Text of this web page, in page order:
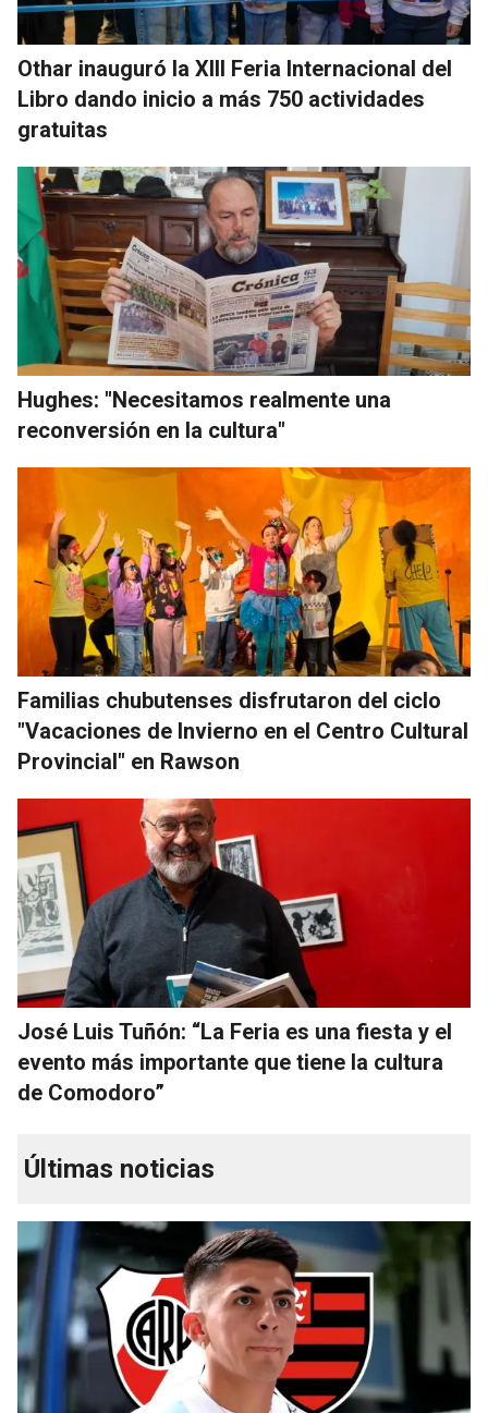
Othar inauguró la XIII Feria Internacional del
Libro dando inicio a más 750 actividades
gratuitas
Hughes: "Necesitamos realmente una
reconversión en la cultura"
Familias chubutenses disfrutaron del ciclo
"Vacaciones de Invierno en el Centro Cultural
Provincial" en Rawson
José Luis Tuñón: “La Feria es una fiesta y el
evento más importante que tiene la cultura
de Comodoro”
Últimas noticias